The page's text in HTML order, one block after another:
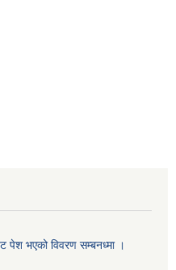
भएको विवरण सम्बनध्मा ।